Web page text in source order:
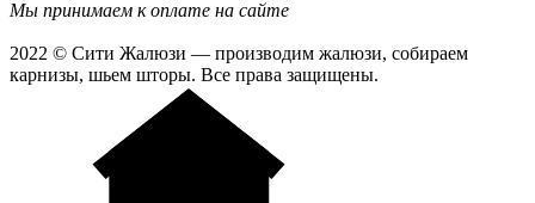
Мы принимаем к оплате на сайте
2022 © Сити Жалюзи — производим жалюзи, собираем
карнизы, шьем шторы. Все права защищены.